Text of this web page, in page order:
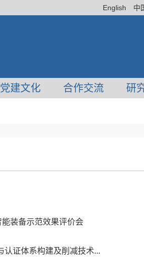
English 中
党建文化 合作交流 研
装备示范效果评价会
认证体系构建及削减技术...